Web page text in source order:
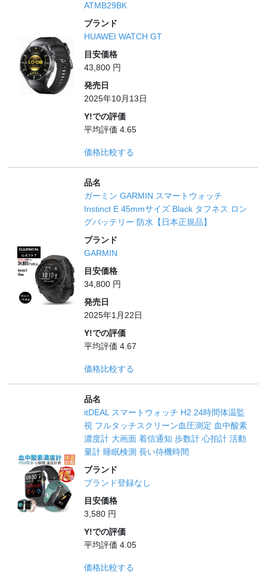
ATMB29BK
ブランド
HUAWEI WATCH GT
目安価格
43,800 円
発売日
2025年10月13日
Y!での評価
平均評価 4.65
価格比較する
品名
ガーミン GARMIN スマートウォッチ
Instinct E 45mmサイズ Black タフネス ロン
グバッテリー 防水【日本正規品】
ブランド
GARMIN
目安価格
34,800 円
発売日
2025年1月22日
Y!での評価
平均評価 4.67
価格比較する
品名
itDEAL スマートウォッチ H2 24時間体温監
視 フルタッチスクリーン血圧測定 血中酸素
濃度計 大画面 着信通知 歩数計 心拍計 活動
量計 睡眠検測 長い待機時間
ブランド
ブランド登録なし
目安価格
3,580 円
Y!での評価
平均評価 4.05
価格比較する